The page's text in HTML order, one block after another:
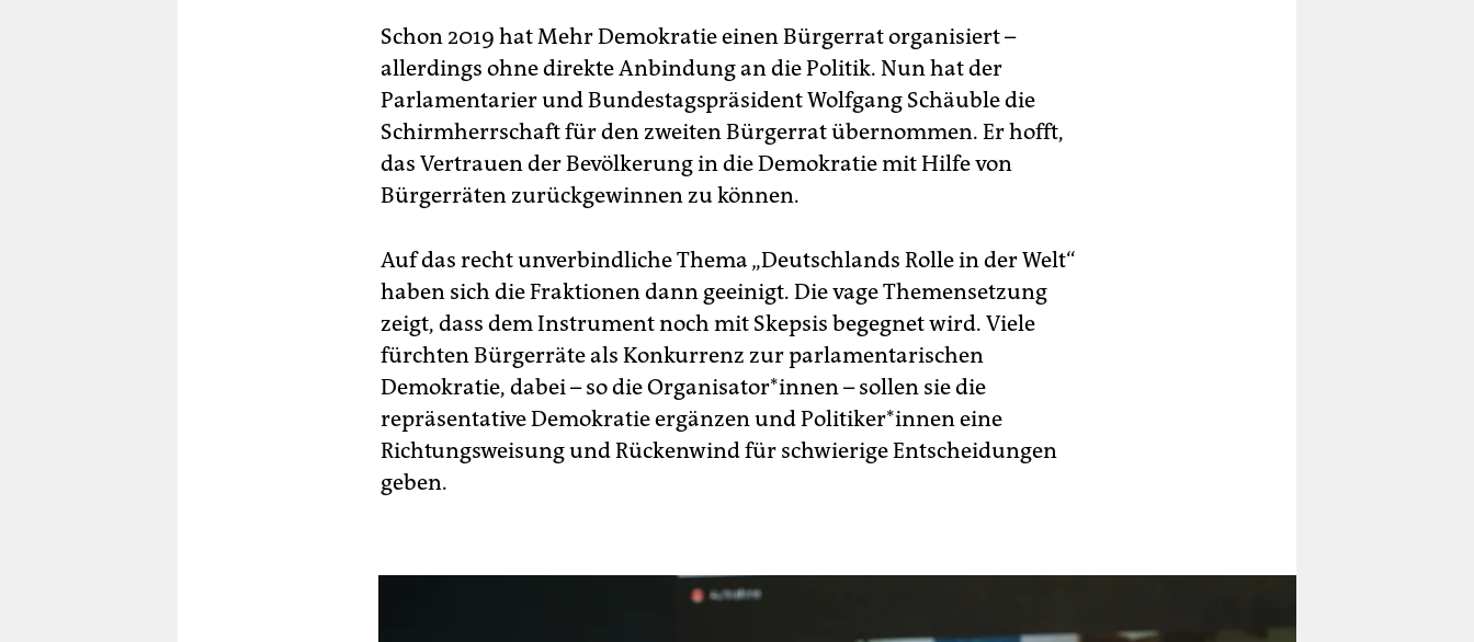
Schon 2019 hat Mehr Demokratie einen Bürgerrat organisiert –
allerdings ohne direkte Anbindung an die Politik. Nun hat der
Parlamentarier und Bundestagspräsident Wolfgang Schäuble die
Schirmherrschaft für den zweiten Bürgerrat übernommen. Er hofft,
das Vertrauen der Bevölkerung in die Demokratie mit Hilfe von
Bürgerräten zurückgewinnen zu können.
Auf das recht unverbindliche Thema „Deutschlands Rolle in der Welt“
haben sich die Fraktionen dann geeinigt. Die vage Themensetzung
zeigt, dass dem Instrument noch mit Skepsis begegnet wird. Viele
fürchten Bürgerräte als Konkurrenz zur parlamentarischen
Demokratie, dabei – so die Organisator*innen – sollen sie die
repräsentative Demokratie ergänzen und Politiker*innen eine
Richtungsweisung und Rückenwind für schwierige Entscheidungen
geben.